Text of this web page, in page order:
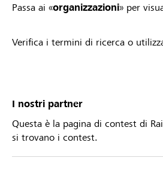
Passa ai «organizzazioni» per
Verifica i termini di ricerca o
I nostri partner
Questa è la pagina di contest di
si trovano i contest.